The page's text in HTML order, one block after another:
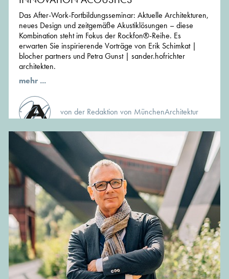
Das After-Work-Fortbildungsseminar: Aktuelle Architekturen,
neues Design und zeitgemäße Akustiklösungen – diese
Kombination steht im Fokus der Rockfon®-Reihe. Es
erwarten Sie inspirierende Vorträge von Erik Schimkat |
blocher partners und Petra Gunst | sander.hofrichter
architekten.
mehr ...
von der Redaktion von MünchenArchitektur